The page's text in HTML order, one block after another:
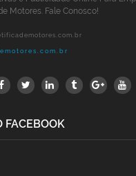
Motores. Fale Conosco!
FACEBOOK